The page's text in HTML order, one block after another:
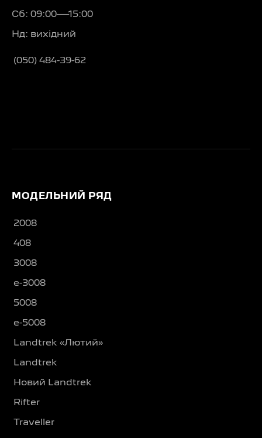
Сб: 09:00—15:00
Нд: вихідний
(050) 484-39-62
МОДЕЛЬНИЙ РЯД
2008
408
3008
e-3008
5008
e-5008
Landtrek «Лютий»
Landtrek
Новий Landtrek
Rifter
Traveller